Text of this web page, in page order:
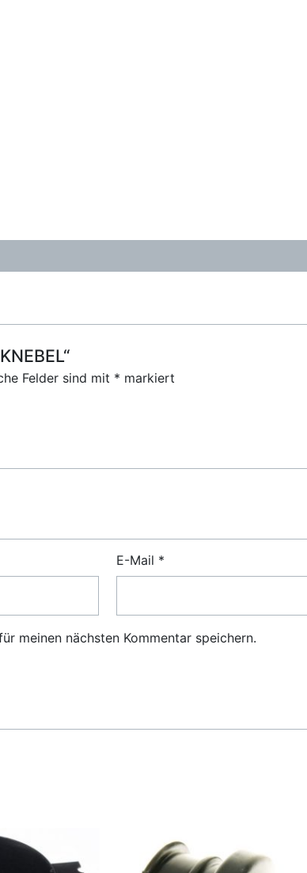
Felder sind mit * markiert
E-Mail *
meinen nächsten Kommentar speichern.